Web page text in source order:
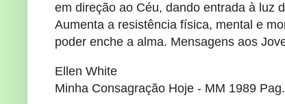
em direção ao Céu, dando entrada à luz
Aumenta a resistência física, mental e
poder enche a alma. Mensagens aos
Ellen White
Minha Consagração Hoje - MM 1989